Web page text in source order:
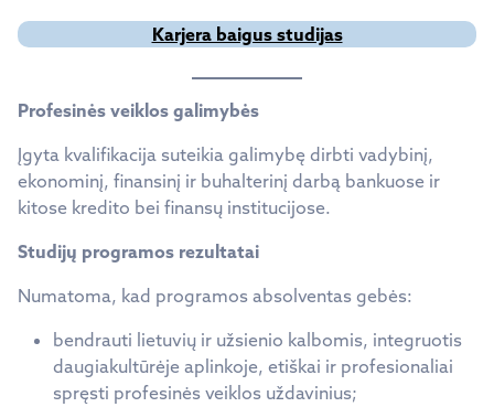
Karjera baigus studijas
Profesinės veiklos galimybės
Įgyta kvalifikacija suteikia galimybę dirbti vadybinį,
ekonominį, finansinį ir buhalterinį darbą bankuose ir
kitose kredito bei finansų institucijose.
Studijų programos rezultatai
Numatoma, kad programos absolventas gebės:
bendrauti lietuvių ir užsienio kalbomis, integruotis
daugiakultūrėje aplinkoje, etiškai ir profesionaliai
spręsti profesinės veiklos uždavinius;